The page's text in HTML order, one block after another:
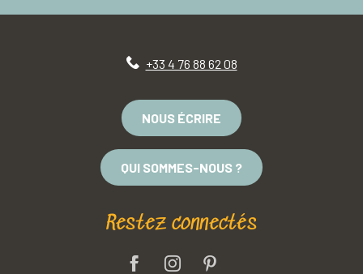
+33 4 76 88 62 08
NOUS ÉCRIRE
QUI SOMMES-NOUS ?
Restez connectés